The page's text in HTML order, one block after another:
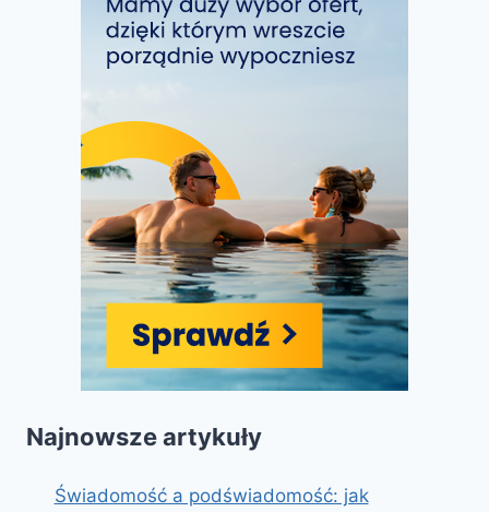
Najnowsze artykuły
Świadomość a podświadomość: jak